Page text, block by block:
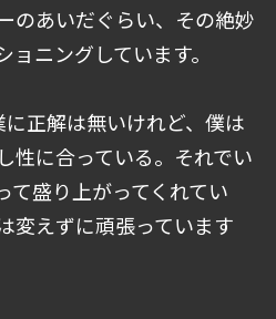
のあいだぐらい、その絶妙
ニングしています。
正解は無いけれど、僕は
性に合っている。それでい
て盛り上がってくれてい
変えずに頑張っています